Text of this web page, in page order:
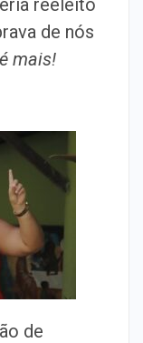
reeleito
de nós
mais!
de